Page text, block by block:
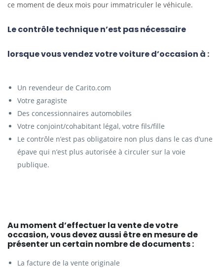
ce moment de deux mois pour immatriculer le véhicule.
Le contrôle technique n’est pas nécessaire
lorsque vous vendez votre voiture d’occasion à :
Un revendeur de Carito.com
Votre garagiste
Des concessionnaires automobiles
Votre conjoint/cohabitant légal, votre fils/fille
Le contrôle n’est pas obligatoire non plus dans le cas d’une
épave qui n’est plus autorisée à circuler sur la voie
publique.
Au moment d’effectuer la vente de votre
occasion, vous devez aussi être en mesure de
présenter un certain nombre de documents :
La facture de la vente originale